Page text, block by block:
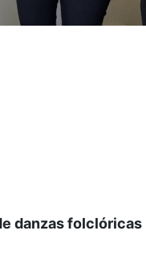
danzas folclóricas